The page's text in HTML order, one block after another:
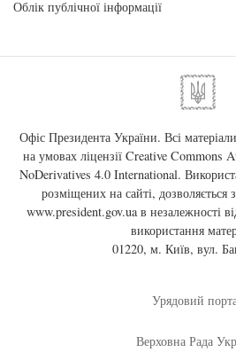
Облік публічної інформації
Офіс Президента України. Всі
на умовах ліцензії Creative Commons
NoDerivatives 4.0 International.
розміщених на сайті,
www.president.gov.uaв незалежності
використання
01220, м. Київ, вул.
Урядовий
Верховна Рада